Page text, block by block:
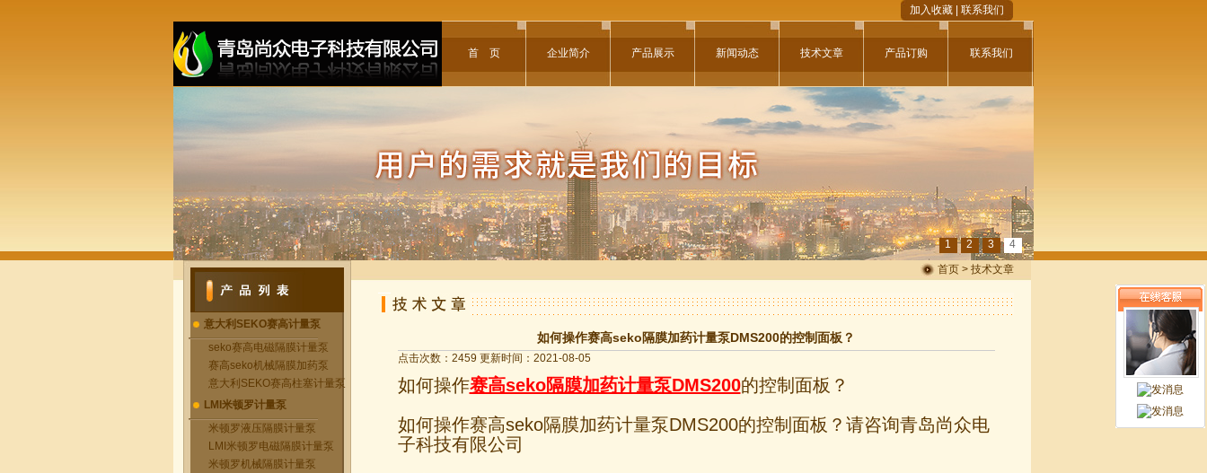
加入收藏 联系我们
首 页 企业简介 产品展示 新闻动态 技术文章 产品订购 联系我们
1 2 3 4
意大利SEKO赛高计量泵
seko赛高电磁隔膜计量泵
赛高seko机械隔膜加药泵
意大利SEKO赛高柱塞计量泵
LMI米顿罗计量泵
米顿罗液压隔膜计量泵
LMI米顿罗电磁隔膜计量泵
米顿罗机械隔膜计量泵
首页 > 技术文章
如何操作赛高seko隔膜加药计量泵DMS200的控制面板？
点击次数：2459 更新时间：2021-08-05
如何操作赛高seko隔膜加药计量泵DMS200的控制面板？
如何操作赛高seko隔膜加药计量泵DMS200的控制面板？请咨询青岛尚众电
子科技有限公司